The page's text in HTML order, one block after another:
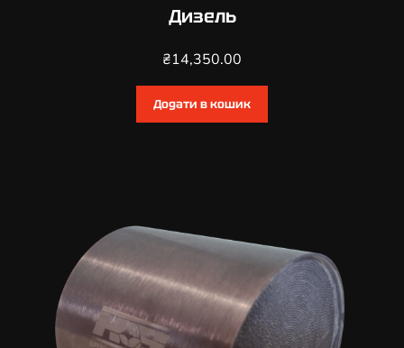
Дизель
₴14,350.00
Додати в кошик